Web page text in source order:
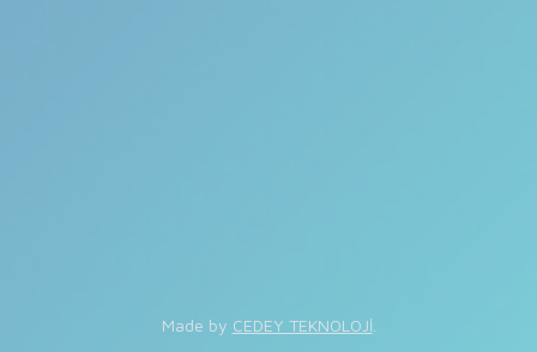
Made by CEDEY TEKNOLOJİ